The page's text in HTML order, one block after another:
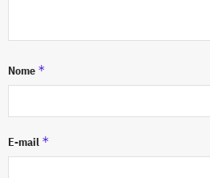
Nome *
E-mail *